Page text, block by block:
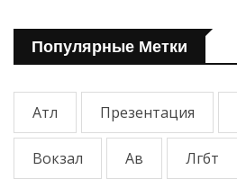
Популярные Метки
Атл Презентация
Вокзал Ав Лгбт